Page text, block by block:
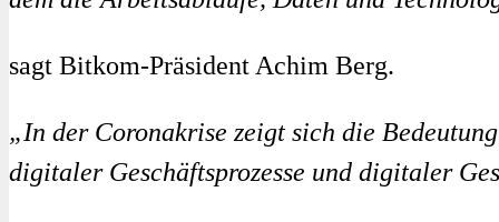
sagt Bitkom-Präsident Achim Berg.
„In der Coronakrise zeigt sich die
digitaler Geschäftsprozesse und digitaler